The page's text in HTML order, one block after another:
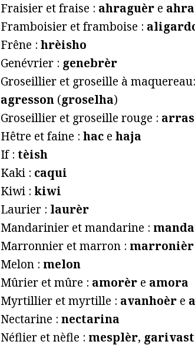
Fraisier et fraise : ahraguèr e
Framboisier et framboise :
Frêne :hrèisho
Genévrier : genebrèr
Groseillier et groseille à maquereau:
agresson (groselha)
Groseillier et groseille rouge :
Hêtre et faine :hac ehaja
If : tèish
Kaki : caqui
Kiwi : kiwi
Laurier : laurèr
Mandarinier et mandarine :
Marronnier et marron : marronièr
Melon : melon
Mûrier et mûre : amorèr e amora
Myrtillier et myrtille : avanhoèr e
Nectarine : nectarina
Néflier et nèfle : mesplèr,